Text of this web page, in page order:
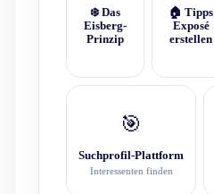
❄️ Das
Eisberg-
Prinzip
🏠 Tipps
Exposé
erstellen
🎯
Suchprofil-Plattform
Interessenten finden